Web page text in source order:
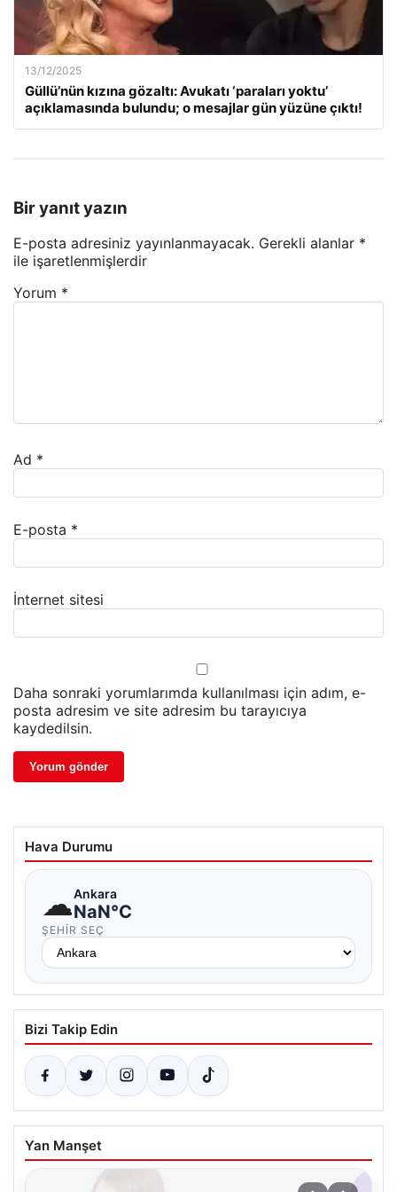
13/12/2025
Güllü’nün kızına gözaltı: Avukatı ‘paraları yoktu’
açıklamasında bulundu; o mesajlar gün yüzüne çıktı!
Bir yanıt yazın
E-posta adresiniz yayınlanmayacak. Gerekli alanlar *
ile işaretlenmişlerdir
Yorum *
Ad *
E-posta *
İnternet sitesi
Daha sonraki yorumlarımda kullanılması için adım, e-
posta adresim ve site adresim bu tarayıcıya
kaydedilsin.
Hava Durumu
☁Ankara
NaN°C
ŞEHIR SEÇ
Bizi Takip Edin
Yan Manşet